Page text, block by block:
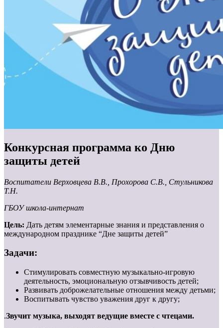
Конкурсная программа ко Дню
защиты детей
Воспитатели Верховцева В.В., Прохорова С.В., Стульникова
Т.Н.
ГБОУ школа-интернат
Цель: Дать детям элементарные знания и представления о
международном празднике “Дне защиты детей”
Задачи:
Стимулировать совместную музыкально-игровую
деятельность, эмоциональную отзывчивость детей;
Развивать доброжелательные отношения между детьми;
Воспитывать чувство уважения друг к другу;
.Звучит музыка, выходят ведущие вместе с чтецами.